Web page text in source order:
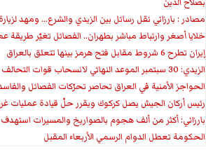
مصادر : بارزاني نقل رسائل بين الزيدي والشرع... ومهد
خلايا أصغر وارتباط مباشر بطهران.. الفصائل تغيّر طريقة
إيران تطرح 6 شروط مقابل فتح هرمز بينها تتعلق بالعراق
الزيدي: 30 سبتمبر الموعد النهائي لانسحاب قوات التحالف
الحواجز الأمنية في العراق تحاصر تحرّكات الفصائل
رئيس أركان الجيش يصل كركوك ويقرر حلّ قيادة عمليات
بارزاني: أكثر من ألف هجوم بالصواريخ والمسيرات
الحكومة تعطل الدوام الرسمي الأربعاء المقبل